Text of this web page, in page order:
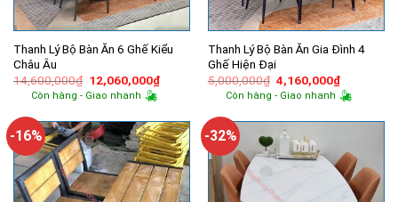
Thanh Lý Bộ Bàn Ăn 6 Ghế Kiểu
Châu Âu
14,600,000₫ Giá
gốc
là:
12,060,000₫Giá
hiện
12,060,000₫.
Còn hàng - Giao nhanh
Thanh Lý Bộ Bàn Ăn Gia Đình 4
Ghế Hiện Đại
5,000,000₫ Giá
gốc
là:
4,160,000₫Giá
hiện
tại
Còn hàng - Giao nhanh
-16% -32%